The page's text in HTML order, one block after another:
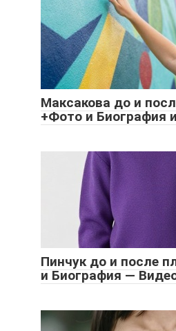
Максакова до и
+Фото и Биография
Пинчук до и после
и Биография —